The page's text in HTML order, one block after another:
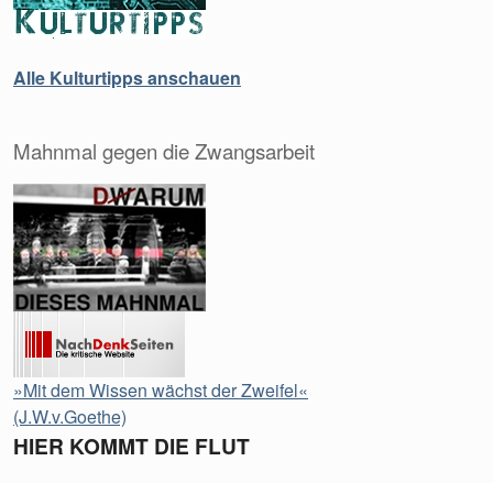
Alle Kulturtipps anschauen
Mahnmal gegen die Zwangsarbeit
»Mit dem Wissen wächst der Zweifel«
(J.W.v.Goethe)
HIER KOMMT DIE FLUT